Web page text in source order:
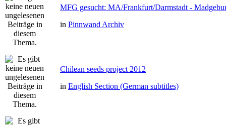
MFG gesucht: MA/Frankfurt/Darmstadt -
in Pinnwand Archiv
Chilean seeds project 2012
in English Section (German subtitles)